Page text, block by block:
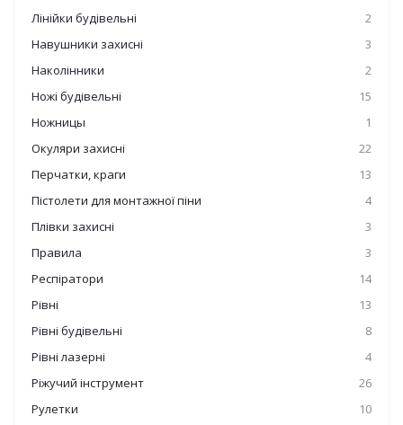
Лінійки будівельні
2
Навушники захисні
3
Наколінники
2
Ножі будівельні
15
Ножницы
1
Окуляри захисні
22
Перчатки, краги
13
Пістолети для монтажної піни
4
Плівки захисні
3
Правила
3
Респіратори
14
Рівні
13
Рівні будівельні
8
Рівні лазерні
4
Ріжучий інструмент
26
Рулетки
10